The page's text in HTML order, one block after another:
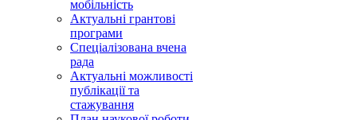
мобільність
Актуальні грантові
програми
Спеціалізована вчена
рада
Актуальні можливості
публікації та
стажування